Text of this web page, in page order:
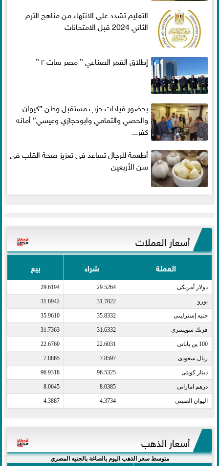
التعليم تشدد على الانتهاء من مناهج الترم
الثاني 2024 قبل الامتحانات
إطلاق القمر الصناعي ” مصر سات ٢ ”
بحضور قيادات حزب مستقبل وطن ”كيوان
والحصي والتمامي وابوحجازي وعيسي” أمانه
كفر...
أطعمة للرجال تساعد فى تعزيز صحة القلب فى
سن الأربعين
أسعار العملات
العملة شراء بيع
دولار أمريكى​ 29.5264
29.6194
يورو​ 31.7822
31.8942
جنيه إسترلينى​ 35.8332
35.9610
فرنك سويسرى​ 31.6332
31.7363
100 ين يابانى​ 22.6031
22.6760
ريال سعودى​ 7.8597
7.8865
دينار كويتى​ 96.5325
96.9318
درهم اماراتى​ 8.0385
8.0645
اليوان الصينى​ 4.3734
4.3887
أسعار الذهب
متوسط سعر الذهب اليوم بالصاغة بالجنيه المصري